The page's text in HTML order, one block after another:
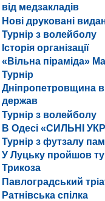
від медзакладів
Нові друковані
Турнір з волейболу
Історія організації
«Вільна піраміда»
Турнір
Дніпропетровщина
держав
Турнір з волейболу
В Одесі «СИЛЬНІ
Турнір з футзалу
У Луцьку пройшов
Трикоза
Павлоградський
Ратнівська спілка